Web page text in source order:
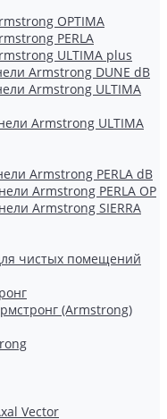
OPTIMA
PERLA
ULTIMA plus
Armstrong DUNE dB
Armstrong ULTIMA
Armstrong ULTIMA
Armstrong PERLA dB
Armstrong PERLA OP
Armstrong SIERRA
чистых помещений
(Armstrong)
Vector